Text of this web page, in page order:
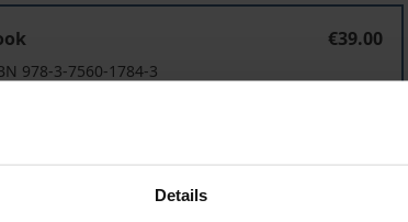
Details
€39.00
978-3-7560-1784-3